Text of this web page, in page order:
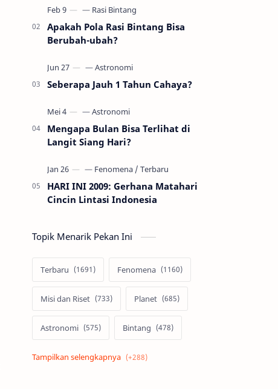
gerhana Matahari akan terjadi sebanyak
22…
Apakah Pola Rasi Bintang Bisa
Berubah-ubah?
Seberapa Jauh 1 Tahun Cahaya?
Mengapa Bulan Bisa Terlihat di
Langit Siang Hari?
HARI INI 2009: Gerhana Matahari
Cincin Lintasi Indonesia
Topik Menarik Pekan Ini
Terbaru Fenomena
Misi dan Riset Planet
Astronomi Bintang
Alam semesta Galaksi